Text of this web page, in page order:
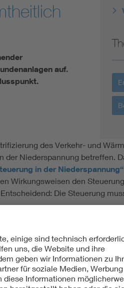
auf.
des Verkehr- und
Niederspannung betreffen.
in der Niederspannung“
Wirkungsweisen den
Die Steuerung
Umsetzung
einzelne Anlagen, auf Gruppen
Steuerbefehle innerhalb
Komplexität für
Projekte.